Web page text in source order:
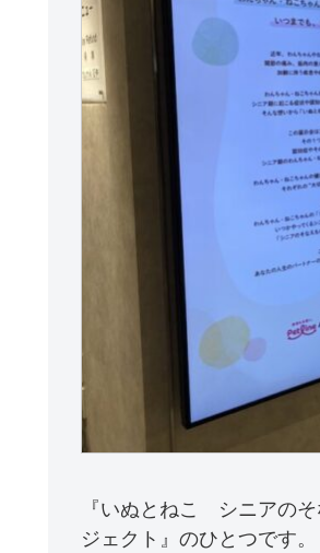
『いぬとねこ シニアの
ジェクト』のひとつです。